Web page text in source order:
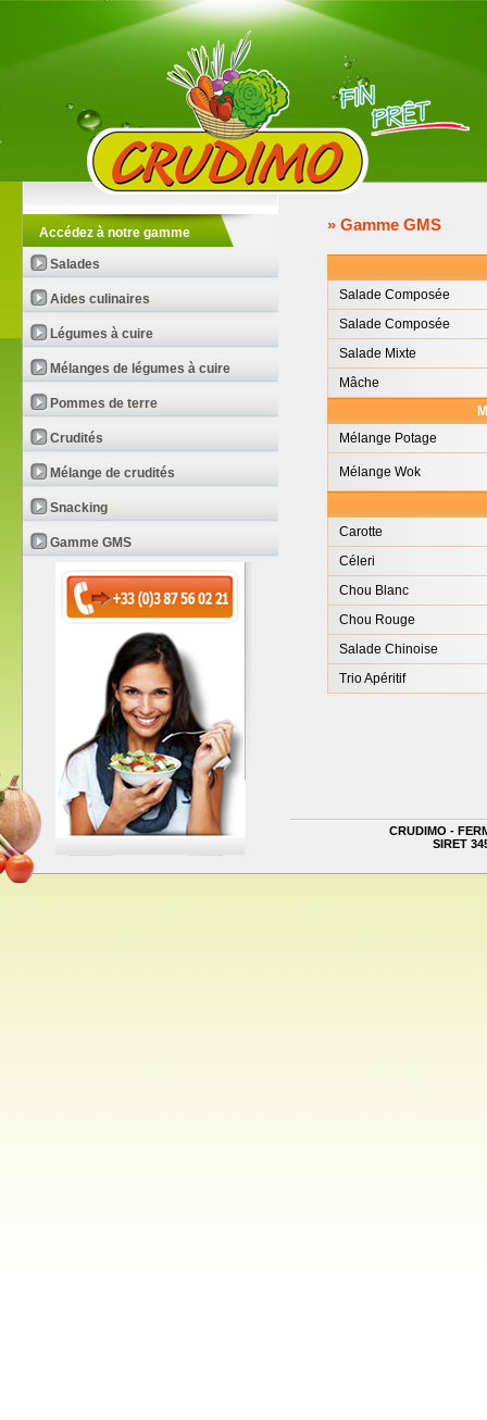
Accédez à notre gamme
Salades
Aides culinaires
Légumes à cuire
Mélanges de légumes à cuire
Pommes de terre
Crudités
Mélange de crudités
Snacking
Gamme GMS
» Gamme GMS
Salade Composée
Salade Composée
Salade Mixte
Mâche
Mélange Potage
Mélange Wok
Carotte
Céleri
Chou Blanc
Chou Rouge
Salade Chinoise
Trio Apéritif
CRUDIMO -
SIRET